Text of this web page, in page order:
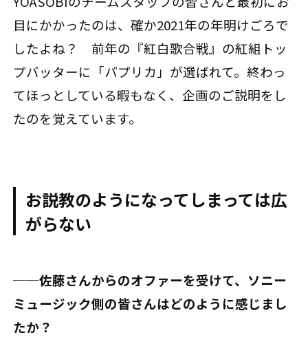
目にかかったのは、確か2021年の年明けごろで
したよね？ 前年の『紅白歌合戦』の紅組トッ
プバッターに「パプリカ」が選ばれて。終わっ
てほっとしている暇もなく、企画のご説明をし
たのを覚えています。
お説教のようになってしまっては広
がらない
──佐藤さんからのオファーを受けて、ソニー
ミュージック側の皆さんはどのように感じまし
たか？